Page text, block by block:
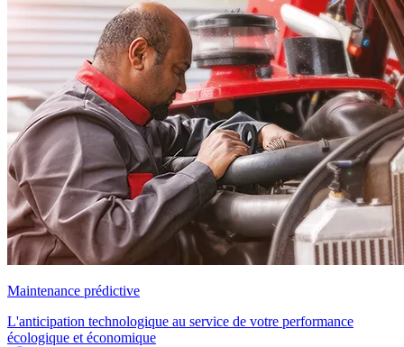
Maintenance prédictive
L'anticipation technologique au service de votre performance
écologique et économique